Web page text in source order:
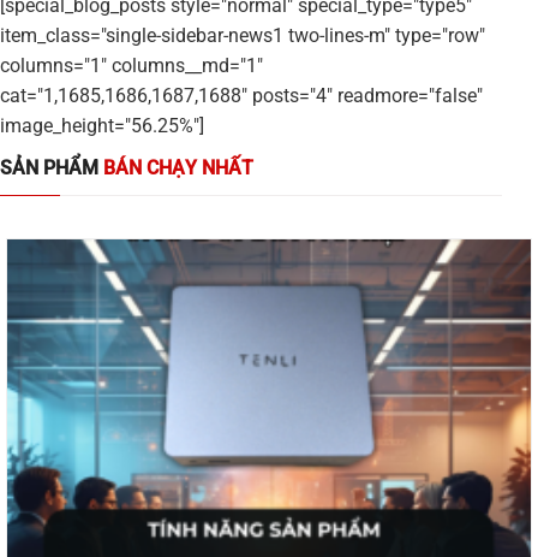
[special_blog_posts style="normal" special_type="type5"
item_class="single-sidebar-news1 two-lines-m" type="row"
columns="1" columns__md="1"
cat="1,1685,1686,1687,1688" posts="4" readmore="false"
image_height="56.25%"]
SẢN PHẨM BÁN CHẠY NHẤT